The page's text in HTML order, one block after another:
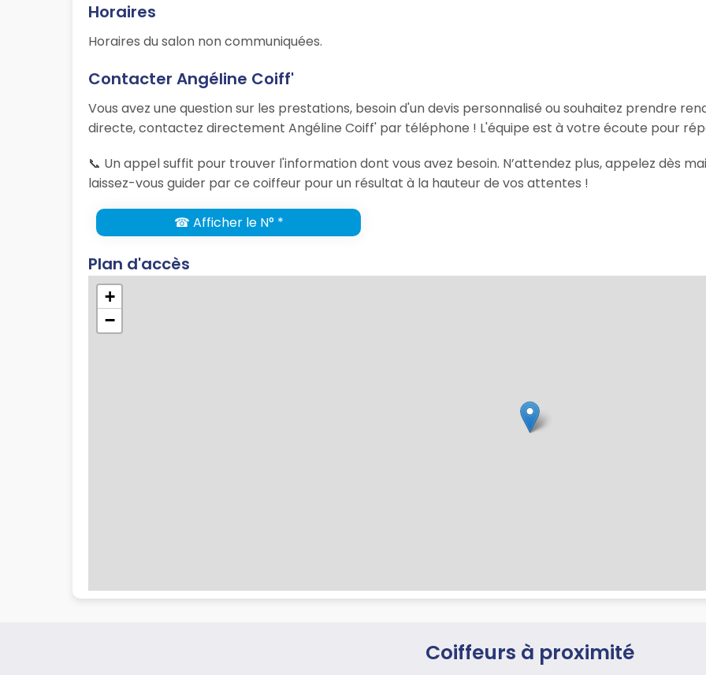
Horaires
Horaires du salon non communiquées.
Contacter Angéline Coiff'
Vous avez une question sur les prestations, besoin d'un devis personnalisé ou souhaitez prendre
directe, contactez directement Angéline Coiff' par téléphone ! L'équipe est à votre écoute pour
📞 Un appel suffit pour trouver l'information dont vous avez besoin. N’attendez plus, appelez dès
laissez-vous guider par ce coiffeur pour un résultat à la hauteur de vos attentes !
☎ Afficher le N° *
Plan d'accès
+
−
Coiffeurs à proximité